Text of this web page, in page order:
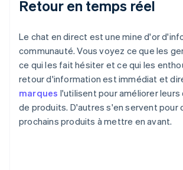
Retour en temps réel
Le chat en direct est une mine d'or
communauté. Vous voyez ce que les
ce qui les fait hésiter et ce qui les
retour d'information est immédiat et
marques l'utilisent pour améliorer
de produits. D'autres s'en servent pour
prochains produits à mettre en avant.